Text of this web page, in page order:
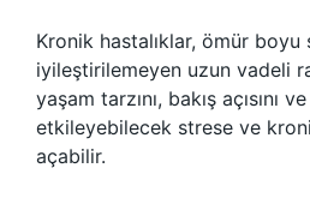
Kronik hastalıklar, ömür boyu
iyileştirilemeyen uzun vadeli
yaşam tarzını, bakış açısını
etkileyebilecek strese ve
açabilir.